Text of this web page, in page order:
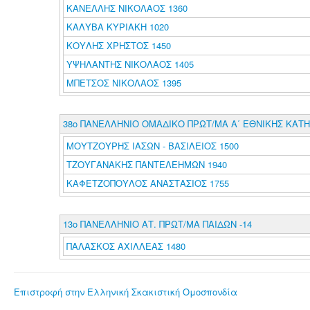
ΚΑΝΕΛΛΗΣ ΝΙΚΟΛΑΟΣ 1360
ΚΑΛΥΒΑ ΚΥΡΙΑΚΗ 1020
ΚΟΥΛΗΣ ΧΡΗΣΤΟΣ 1450
ΥΨΗΛΑΝΤΗΣ ΝΙΚΟΛΑΟΣ 1405
ΜΠΕΤΣΟΣ ΝΙΚΟΛΑΟΣ 1395
38ο ΠΑΝΕΛΛΗΝΙΟ ΟΜΑΔΙΚΟ ΠΡΩΤ/ΜΑ Α΄ ΕΘΝΙΚΗΣ
ΜΟΥΤΖΟΥΡΗΣ ΙΑΣΩΝ - ΒΑΣΙΛΕΙΟΣ 1500
ΤΖΟΥΓΑΝΑΚΗΣ ΠΑΝΤΕΛΕΗΜΩΝ 1940
ΚΑΦΕΤΖΟΠΟΥΛΟΣ ΑΝΑΣΤΑΣΙΟΣ 1755
13ο ΠΑΝΕΛΛΗΝΙΟ ΑΤ. ΠΡΩΤ/ΜΑ ΠΑΙΔΩΝ -14
ΠΑΛΑΣΚΟΣ ΑΧΙΛΛΕΑΣ 1480
Επιστροφή στην Ελληνική Σκακιστική Ομοσπονδία